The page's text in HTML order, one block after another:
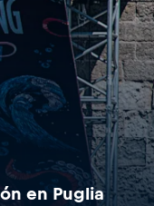
en Puglia